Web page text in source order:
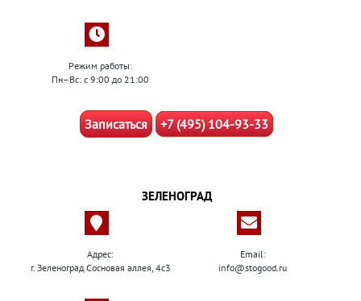
Режим работы:
Пн–Вс: с 9:00 до 21:00
Записаться +7 (495) 104-93-33
ЗЕЛЕНОГРАД
Адрес:
г. Зеленоград Сосновая аллея, 4с3
Email:
info@stogood.ru